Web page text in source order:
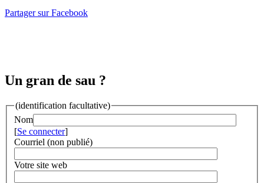
Partager sur Facebook
Un gran de sau ?
(identification facultative)
Nom
[Se connecter]
Courriel (non publié)
Votre site web